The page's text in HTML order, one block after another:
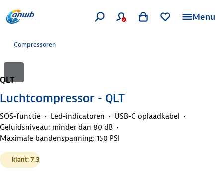
Menu
Compressoren
QLT
Luchtcompressor - QLT
SOS-functie Led-indicatoren
USB-C oplaadkabel
Geluidsniveau: minder dan 80 dB
Maximale bandenspanning: 150 PSI
klant: 7.3